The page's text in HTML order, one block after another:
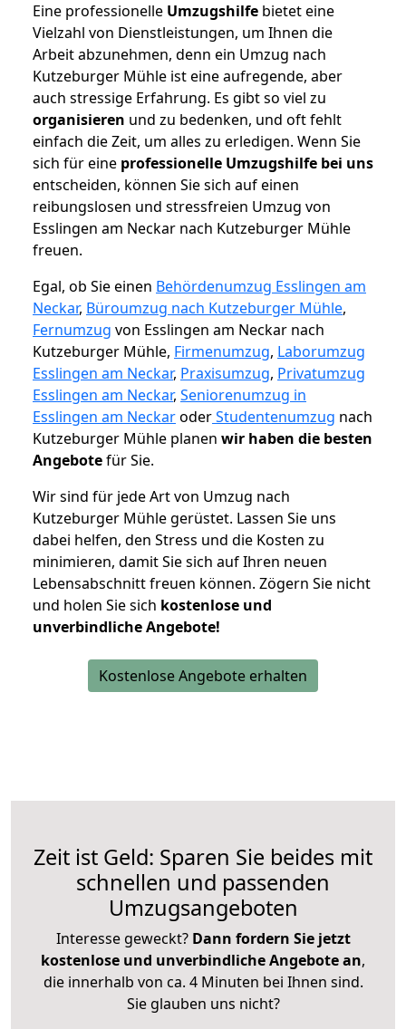
Eine professionelle Umzugshilfe bietet eine
Vielzahl von Dienstleistungen, um Ihnen die
Arbeit abzunehmen, denn ein Umzug nach
Kutzeburger Mühle ist eine aufregende, aber
auch stressige Erfahrung. Es gibt so viel zu
organisieren und zu bedenken, und oft fehlt
einfach die Zeit, um alles zu erledigen. Wenn Sie
sich für eine professionelle Umzugshilfe bei uns
entscheiden, können Sie sich auf einen
reibungslosen und stressfreien Umzug von
Esslingen am Neckar nach Kutzeburger Mühle
freuen.
Egal, ob Sie einen Behördenumzug Esslingen am
Neckar, Büroumzug nach Kutzeburger Mühle,
Fernumzug von Esslingen am Neckar nach
Kutzeburger Mühle, Firmenumzug, Laborumzug
Esslingen am Neckar, Praxisumzug, Privatumzug
Esslingen am Neckar, Seniorenumzug in
Esslingen am NeckaroderStudentenumzug nach
Kutzeburger Mühle planen wir haben die besten
Angebotefür Sie.
Wir sind für jede Art von Umzug nach
Kutzeburger Mühle gerüstet. Lassen Sie uns
dabei helfen, den Stress und die Kosten zu
minimieren, damit Sie sich auf Ihren neuen
Lebensabschnitt freuen können. Zögern Sie nicht
und holen Sie sich kostenlose und
unverbindliche Angebote!
Kostenlose Angebote erhalten
Zeit ist Geld: Sparen Sie beides mit
schnellen und passenden
Umzugsangeboten
Interesse geweckt? Dann fordern Sie jetzt
kostenlose und unverbindliche Angebote an,
die innerhalb von ca. 4 Minuten bei Ihnen sind.
Sie glauben uns nicht?